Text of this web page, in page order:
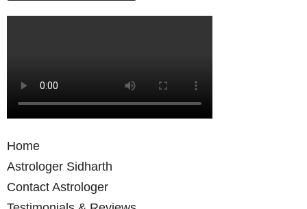
Home
Astrologer Sidharth
Contact Astrologer